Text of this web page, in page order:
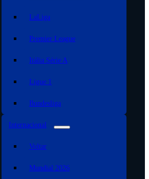
LaLiga
Premier League
Itália Série A
Ligue 1
Bundesliga
Internacional
Voltar
Mundial 2026